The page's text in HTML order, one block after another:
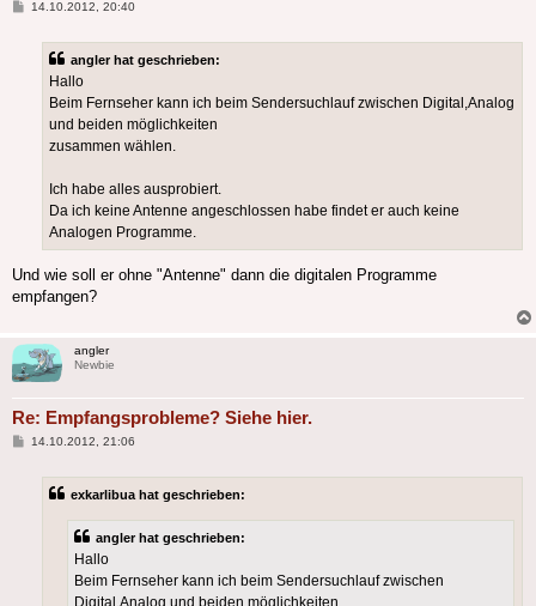
Beitrag
14.10.2012, 20:40
angler hat geschrieben:
Hallo
Beim Fernseher kann ich beim Sendersuchlauf zwischen Digital,Analog
und beiden möglichkeiten
zusammen wählen.
Ich habe alles ausprobiert.
Da ich keine Antenne angeschlossen habe findet er auch keine
Analogen Programme.
Und wie soll er ohne "Antenne" dann die digitalen Programme
empfangen?
angler
Newbie
Re: Empfangsprobleme? Siehe hier.
Beitrag
14.10.2012, 21:06
exkarlibua hat geschrieben:
angler hat geschrieben:
Hallo
Beim Fernseher kann ich beim Sendersuchlauf zwischen